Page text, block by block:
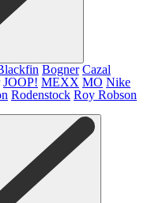
Bogner Cazal
JOOP! MEXX MO Nike
Rodenstock Roy Robson